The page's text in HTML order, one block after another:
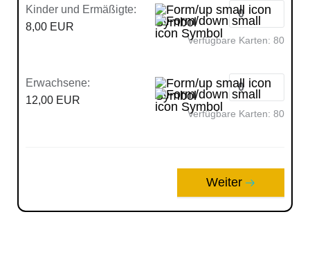
Kinder und Ermäßigte:
8,00 EUR
Verfügbare Karten: 80
Erwachsene:
12,00 EUR
Verfügbare Karten: 80
Weiter